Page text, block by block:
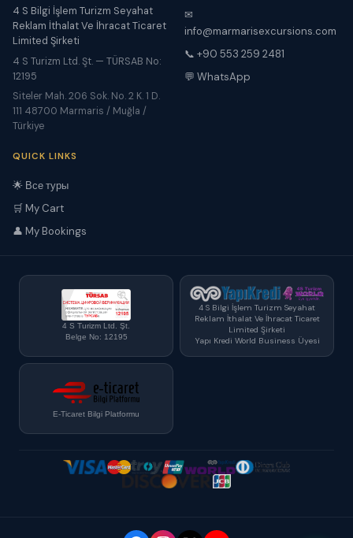
4 S Bilgi İşlem Turizm Seyahat
Reklam İthalat Ve İhracat Ticaret
Limited Şirketi
4 S Turizm Ltd. Şt. — TÜRSAB No:
12195
Siteler Mah. 206 Sok. No. 2 K. 1 D.
111 48700 Marmaris / Muğla /
Türkiye
✉
info@marmarisexcursions.com
📞 +90 553 259 2481
💬 WhatsApp
QUICK LINKS
🌟 Все туры
🛒 My Cart
👤 My Bookings
4 S Turizm Ltd. Şt.
Belge No: 12195
4 S Bilgi İşlem Turizm Seyahat
Reklam İthalat Ve İhracat Ticaret
Limited Şirketi
Yapı Kredi World Business Üyesi
E-Ticaret Bilgi Platformu